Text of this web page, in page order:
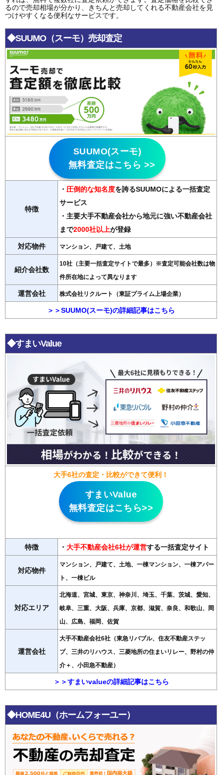
るので売却相場が分かり、きちんと売却してくれる不動産会社を見
つけやすくなる便利なサービスです。
◆SUUMO（スーモ）売却査定
SUUMO(スーモ)
無料査定はこちら >>
特徴
・ 圧倒的な知名度を誇るSUUMOによる一括査定
サービス
・主要大手不動産会社から地元に強い不動産会社
まで2000社以上が登録
対応物件 マンション、戸建て、土地
紹介会社数
10社（主要一括査定サイトで最多）※査定可能会社数は物
件所在地によって異なります
運営会社 株式会社リクルート（東証プライム上場企業）
＞＞SUUMO(スーモ)の詳細記事はこちら
◆すまいValue
大手6社の査定・比較ができて便利！
すまいValue
無料査定はこちら>>
特徴 ・ 大手不動産会社6社が運営する一括査定サイト
対応物件
マンション、戸建て、土地、一棟マンション、一棟アパー
ト、一棟ビル
対応エリア
北海道、宮城、東京、神奈川、埼玉、千葉、茨城、愛知、
岐阜、三重、大阪、兵庫、京都、滋賀、奈良、和歌山、岡
山、広島、福岡、佐賀
運営会社
大手不動産会社6社（東急リバブル、住友不動産ステッ
プ、三井のリハウス、三菱地所の住まいリレー、野村の仲
介＋、小田急不動産）
＞＞すまいvalueの詳細記事はこちら
◆HOME4U（ホームフォーユー）